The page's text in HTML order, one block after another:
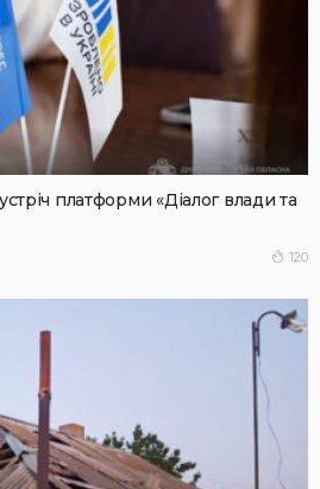
платформи «Діалог влади та
120